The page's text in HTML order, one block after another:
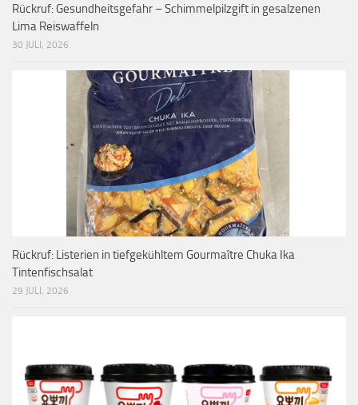
Rückruf: Gesundheitsgefahr – Schimmelpilzgift in gesalzenen
Lima Reiswaffeln
30 JULI, 2026
Rückruf: Listerien in tiefgekühltem Gourmaître Chuka Ika
Tintenfischsalat
29 JULI, 2026